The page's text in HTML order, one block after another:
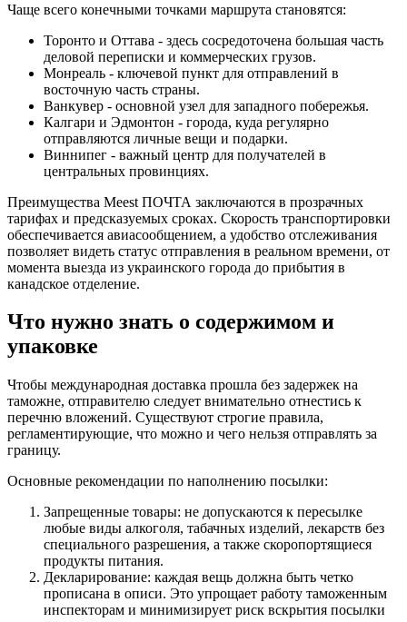
Чаще всего конечными точками маршрута становятся:
Торонто и Оттава - здесь сосредоточена большая часть
деловой переписки и коммерческих грузов.
Монреаль - ключевой пункт для отправлений в
восточную часть страны.
Ванкувер - основной узел для западного побережья.
Калгари и Эдмонтон - города, куда регулярно
отправляются личные вещи и подарки.
Виннипег - важный центр для получателей в
центральных провинциях.
Преимущества Meest ПОЧТА заключаются в прозрачных
тарифах и предсказуемых сроках. Скорость транспортировки
обеспечивается авиасообщением, а удобство отслеживания
позволяет видеть статус отправления в реальном времени, от
момента выезда из украинского города до прибытия в
канадское отделение.
Что нужно знать о содержимом и
упаковке
Чтобы международная доставка прошла без задержек на
таможне, отправителю следует внимательно отнестись к
перечню вложений. Существуют строгие правила,
регламентирующие, что можно и чего нельзя отправлять за
границу.
Основные рекомендации по наполнению посылки:
Запрещенные товары: не допускаются к пересылке
любые виды алкоголя, табачных изделий, лекарств без
специального разрешения, а также скоропортящиеся
продукты питания.
Декларирование: каждая вещь должна быть четко
прописана в описи. Это упрощает работу таможенным
инспекторам и минимизирует риск вскрытия посылки